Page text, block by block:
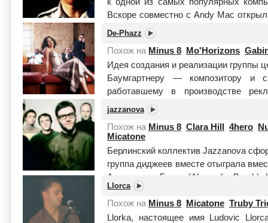
Вскоре совместно с Andy Mac
целиком
De-Phazz
Похож на Minus 8 Mo'Horizons
Идея создания и реализации группы
Баумгартнеру — композитору и
работавшему в производстве
проектов. В начале 90-х Баумгартнер
jazzanova
Похож на Minus 8 Clara Hill 4hero
Micatone
Берлинский коллектив Jazzanova
группа диджеев вместе отыграла
Александра Барка (Alexander
целиком
Llorca
Похож на Minus 8 Micatone Truby
Llorka, настоящее имя Ludovic